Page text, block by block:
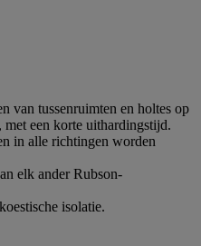
van tussenruimten en holtes op
een korte uithardingstijd.
in alle richtingen worden
elk ander Rubson-
isolatie.